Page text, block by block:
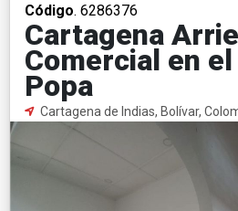
Código. 6286376
Cartagena
Comercial en
Popa
Cartagena de Indias, Bolívar,